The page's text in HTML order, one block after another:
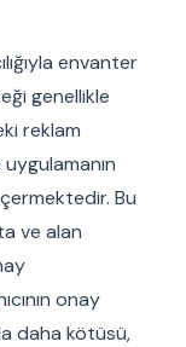
envanter
genellikle
reklam
uygulamanın
Bu
ve alan
onay
daha kötüsü,